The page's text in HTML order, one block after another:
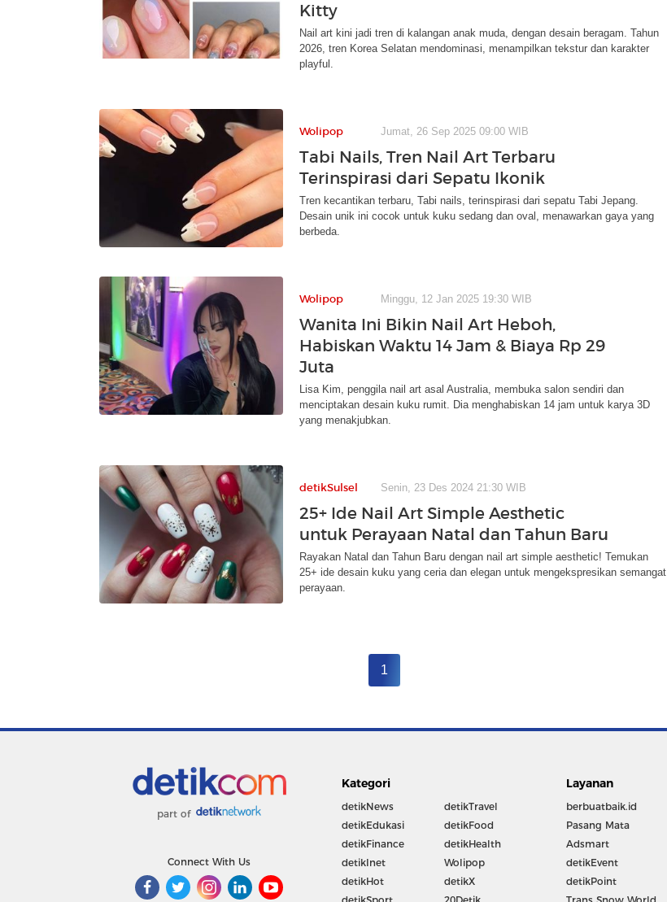
Kitty
Nail art kini jadi tren di kalangan anak muda, dengan desain beragam. Tahun
2026, tren Korea Selatan mendominasi, menampilkan tekstur dan karakter
playful.
Wolipop Jumat, 26 Sep 2025 09:00 WIB
Tabi Nails, Tren Nail Art Terbaru
Terinspirasi dari Sepatu Ikonik
Tren kecantikan terbaru, Tabi nails, terinspirasi dari sepatu Tabi Jepang.
Desain unik ini cocok untuk kuku sedang dan oval, menawarkan gaya yang
berbeda.
Wolipop Minggu, 12 Jan 2025 19:30 WIB
Wanita Ini Bikin Nail Art Heboh,
Habiskan Waktu 14 Jam & Biaya Rp 29
Juta
Lisa Kim, penggila nail art asal Australia, membuka salon sendiri dan
menciptakan desain kuku rumit. Dia menghabiskan 14 jam untuk karya 3D
yang menakjubkan.
detikSulsel Senin, 23 Des 2024 21:30 WIB
25+ Ide Nail Art Simple Aesthetic
untuk Perayaan Natal dan Tahun Baru
Rayakan Natal dan Tahun Baru dengan nail art simple aesthetic! Temukan
25+ ide desain kuku yang ceria dan elegan untuk mengekspresikan semangat
perayaan.
1
part of
Connect With Us
Kategori
detikNews
detikEdukasi
detikFinance
detikInet
detikHot
detikTravel
detikFood
detikHealth
Wolipop
detikX
Layanan
berbuatbaik.id
Pasang Mata
Adsmart
detikEvent
detikPoint